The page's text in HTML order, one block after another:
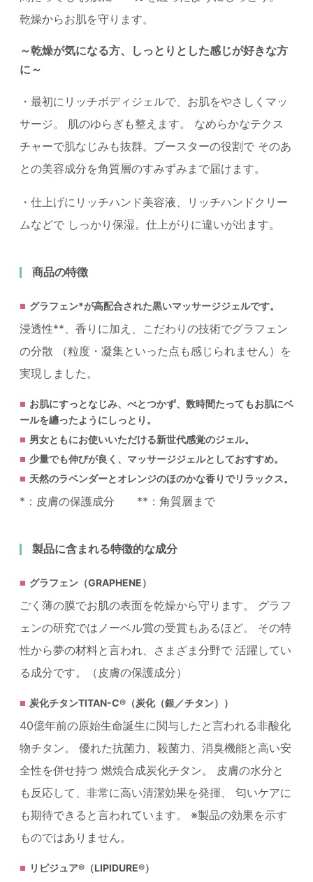
乾燥からお肌を守ります。
～乾燥が気になる方、しっとりとした感じが好きな方
に～
・最初にリッチボディジェルで、お肌をやさしくマッ
サージ。 肌のゆらぎも整えます。 なめらかなテクス
チャーで肌なじみも抜群。ブースターの役割で そのあ
との美容成分を角質層のすみずみまで届けます。
・仕上げにリッチハンド美容液、リッチハンドクリー
ムなどで しっかり保湿。仕上がりに違いが出ます。
商品の特徴
グラフェン*が高配合された黒いマッサージジェルです。
浸透性**、香りに加え、こだわりの技術でグラフェン
の分散 （粒度・凝集といった点も感じられません）を
実現しました。
お肌にすっとなじみ、べとつかず、数時間たってもお肌にベ
ールを纏ったようにしっとり。
男女ともにお使いいただける新世代感覚のジェル。
少量でも伸びが良く、マッサージジェルとしておすすめ。
天然のラベンダーとオレンジのほのかな香りでリラックス。
*：皮膚の保護成分 **：角質層まで
製品に含まれる特徴的な成分
グラフェン（GRAPHENE）
ごく薄の膜でお肌の表面を乾燥から守ります。 グラフ
ェンの研究ではノーベル賞の受賞もあるほど。 その特
性から夢の材料と言われ、さまざま分野で 活躍してい
る成分です。（皮膚の保護成分）
炭化チタンTITAN-C®（炭化（銀／チタン））
40億年前の原始生命誕生に関与したと言われる非酸化
物チタン。 優れた抗菌力、殺菌力、消臭機能と高い安
全性を併せ持つ 燃焼合成炭化チタン。 皮膚の水分と
も反応して、非常に高い清潔効果を発揮、 匂いケアに
も期待できると言われています。 ※製品の効果を示す
ものではありません。
リピジュア®（LIPIDURE®）